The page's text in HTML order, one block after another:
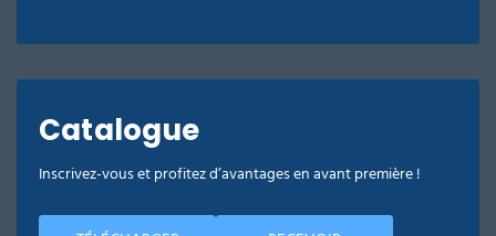
Catalogue
Inscrivez-vous et profitez d’avantages en avant première !